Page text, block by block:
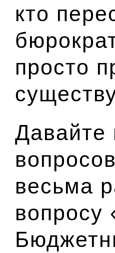
кто
просто
Давайте
весьма
вопросу